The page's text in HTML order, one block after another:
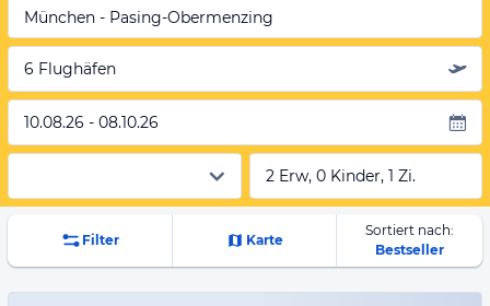
München - Pasing-Obermenzing
6 Flughäfen
10.08.26 - 08.10.26
2 Erw, 0 Kinder, 1 Zi.
Filter Karte
Sortiert nach:
Bestseller